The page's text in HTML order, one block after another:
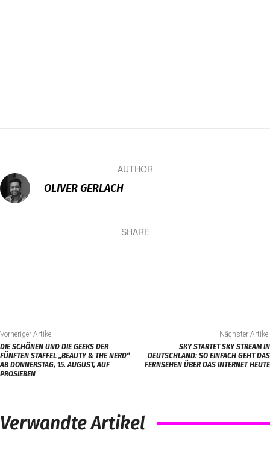
AUTHOR
OLIVER GERLACH
SHARE
Vorheriger Artikel
DIE SCHÖNEN UND DIE GEEKS DER
FÜNFTEN STAFFEL „BEAUTY & THE NERD“
AB DONNERSTAG, 15. AUGUST, AUF
PROSIEBEN
Nächster Artikel
SKY STARTET SKY STREAM IN
DEUTSCHLAND: SO EINFACH GEHT DAS
FERNSEHEN ÜBER DAS INTERNET HEUTE
Verwandte Artikel